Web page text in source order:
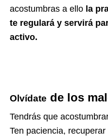
acostumbras a ello la
te regulará y servirá
activo.
Olvídate de los
Tendrás que
Ten paciencia,